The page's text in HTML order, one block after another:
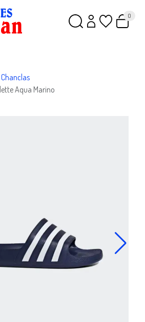
0
Chanclas
Aqua Marino